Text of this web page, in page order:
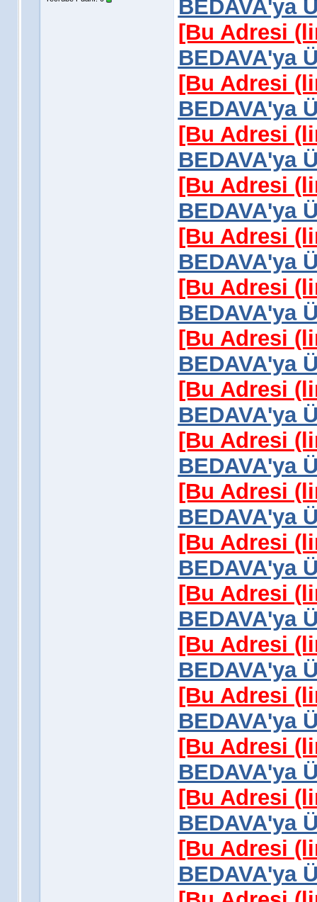
BEDAVA'ya
[Bu Adresi
BEDAVA'ya
[Bu Adresi
BEDAVA'ya
[Bu Adresi
BEDAVA'ya
[Bu Adresi
BEDAVA'ya
[Bu Adresi
BEDAVA'ya
[Bu Adresi
BEDAVA'ya
[Bu Adresi
BEDAVA'ya
[Bu Adresi
BEDAVA'ya
[Bu Adresi
BEDAVA'ya
[Bu Adresi
BEDAVA'ya
[Bu Adresi
BEDAVA'ya
[Bu Adresi
BEDAVA'ya
[Bu Adresi
BEDAVA'ya
[Bu Adresi
BEDAVA'ya
[Bu Adresi
BEDAVA'ya
[Bu Adresi
BEDAVA'ya
[Bu Adresi
BEDAVA'ya